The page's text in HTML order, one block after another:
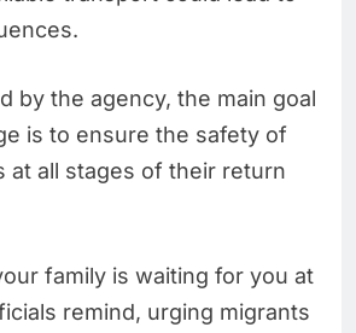
by the agency, the main goal
is to ensure the safety of
at all stages of their return
family is waiting for you at
remind, urging migrants